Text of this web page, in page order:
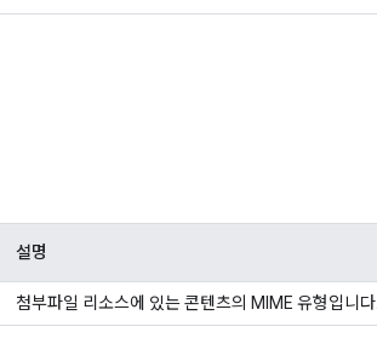
설명
첨부파일 리소스에 있는 콘텐츠의 MIME 유형입니